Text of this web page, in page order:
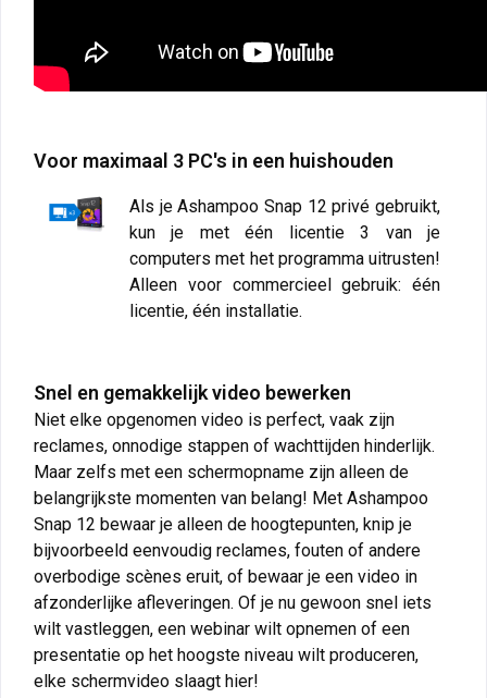
Voor maximaal 3 PC's in een huishouden
Als je Ashampoo Snap 12 privé gebruikt,
kun je met één licentie 3 van je
computers met het programma uitrusten!
Alleen voor commercieel gebruik: één
licentie, één installatie.
Snel en gemakkelijk video bewerken
Niet elke opgenomen video is perfect, vaak zijn
reclames, onnodige stappen of wachttijden hinderlijk.
Maar zelfs met een schermopname zijn alleen de
belangrijkste momenten van belang! Met Ashampoo
Snap 12 bewaar je alleen de hoogtepunten, knip je
bijvoorbeeld eenvoudig reclames, fouten of andere
overbodige scènes eruit, of bewaar je een video in
afzonderlijke afleveringen. Of je nu gewoon snel iets
wilt vastleggen, een webinar wilt opnemen of een
presentatie op het hoogste niveau wilt produceren,
elke schermvideo slaagt hier!